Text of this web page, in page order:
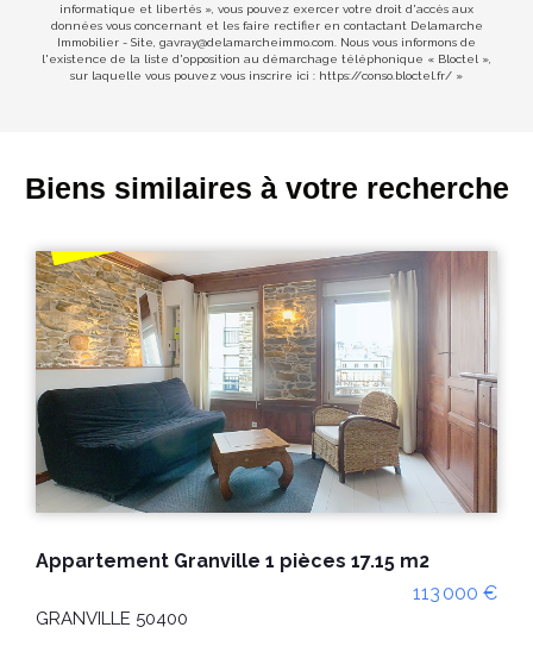
informatique et libertés », vous pouvez exercer votre droit d'accès aux
données vous concernant et les faire rectifier en contactant Delamarche
Immobilier - Site, gavray@delamarcheimmo.com. Nous vous informons de
l'existence de la liste d'opposition au démarchage téléphonique « Bloctel »,
sur laquelle vous pouvez vous inscrire ici : https://conso.bloctel.fr/ »
Biens similaires à votre recherche
Appartement Granville 1 pièce 30 m2
128 000 €
GRANVILLE 50400